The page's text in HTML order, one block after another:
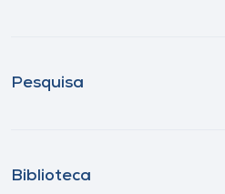
Pesquisa
Biblioteca